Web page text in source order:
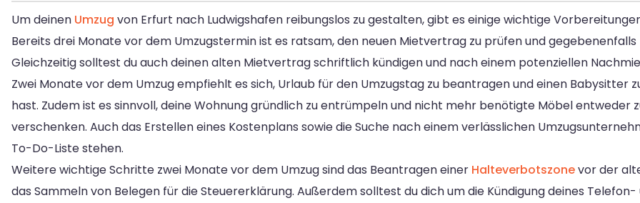
Um deinen Umzug von Erfurt nach Ludwigshafen reibungslos zu gestalten, gibt es einige wichtige
Bereits drei Monate vor dem Umzugstermin ist es ratsam, den neuen Mietvertrag zu prüfen und
Gleichzeitig solltest du auch deinen alten Mietvertrag schriftlich kündigen und nach einem potenziellen
Zwei Monate vor dem Umzug empfiehlt es sich, Urlaub für den Umzugstag zu beantragen und einen Babysitter
hast. Zudem ist es sinnvoll, deine Wohnung gründlich zu entrümpeln und nicht mehr benötigte Möbel entweder
verschenken. Auch das Erstellen eines Kostenplans sowie die Suche nach einem verlässlichen
To-Do-Liste stehen.
Weitere wichtige Schritte zwei Monate vor dem Umzug sind das Beantragen einer Halteverbotszonevor der
das Sammeln von Belegen für die Steuererklärung. Außerdem solltest du dich um die Kündigung deines